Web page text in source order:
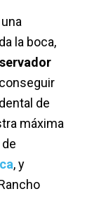
la boca,
de
máxima
, y